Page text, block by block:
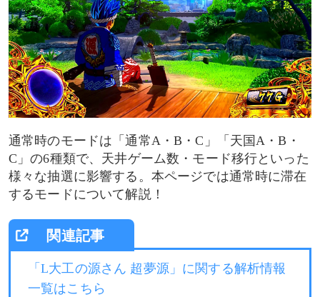
通常C滞在時
ボーナス非単発時
通常A滞在時
通常B滞在時
通常C滞在時
モード移行抽選
設定変更時・「FINAL JUDGE」終了時
通常時のモードは「通常A・B・C」「天国A・B・
C」の6種類で、天井ゲーム数・モード移行といった
様々な抽選に影響する。本ページでは通常時に滞在
するモードについて解説！
「L大工の源さん 超夢源」に関する解析情報
一覧はこちら